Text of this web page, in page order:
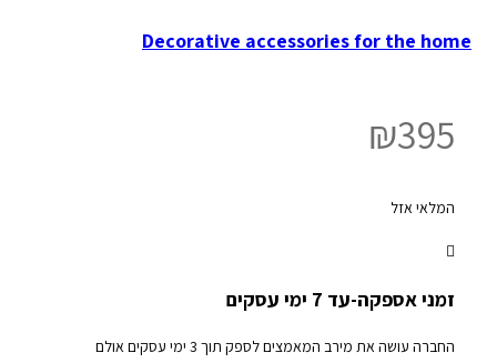
Decorative accessories for the home
₪395
המלאי אזל
זמני אספקה-עד 7 ימי עסקים
החברה עושה את מירב המאמצים לספק תוך 3 ימי עסקים אולם